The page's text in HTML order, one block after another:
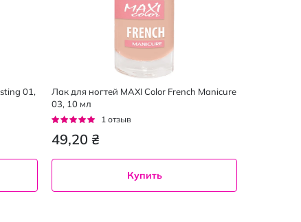
01,
Лак для ногтей MAXI Color French Manicure
03, 10 мл
Рейтинг:
1отзыв
49,20 ₴
Купить